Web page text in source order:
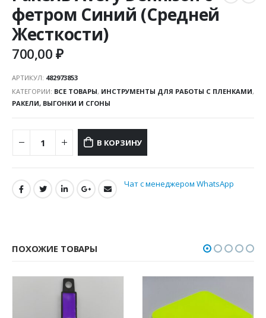
фетром Синий (Средней
Жесткости)
700,00₽
АРТИКУЛ: 482973853
КАТЕГОРИИ: ВСЕ ТОВАРЫ, ИНСТРУМЕНТЫ ДЛЯ РАБОТЫ С ПЛЕНКАМИ,
РАКЕЛИ, ВЫГОНКИ И СГОНЫ
В КОРЗИНУ
Чат с менеджером WhatsApp
ПОХОЖИЕ ТОВАРЫ